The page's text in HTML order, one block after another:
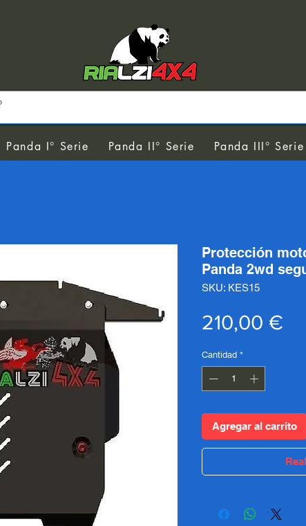
Panda I° Serie Panda II° Serie Panda III° Serie
Protección
Panda 2wd
SKU: KES15
210,00 €
Cantidad *
Agregar al carrito